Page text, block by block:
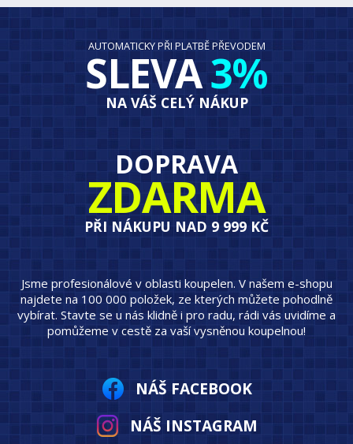
AUTOMATICKY PŘI PLATBĚ PŘEVODEM
SLEVA3%
NA VÁŠ CELÝ NÁKUP
DOPRAVA
ZDARMA
PŘI NÁKUPU NAD 9 999 KČ
Jsme profesionálové v oblasti koupelen. V našem e-shopu
najdete na 100 000 položek, ze kterých můžete pohodlně
vybírat. Stavte se u nás klidně i pro radu, rádi vás uvidíme a
pomůžeme v cestě za vaší vysněnou koupelnou!
NÁŠ FACEBOOK
NÁŠ INSTAGRAM